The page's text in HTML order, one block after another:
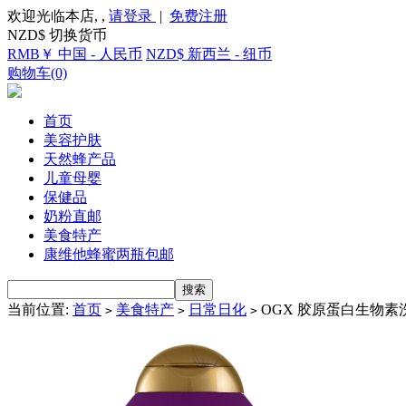
欢迎光临本店, , 请登录 | 免费注册
NZD$ 切换货币
RMB￥ 中国 - 人民币 NZD$ 新西兰 - 纽币
购物车(0)
首页
美容护肤
天然蜂产品
儿童母婴
保健品
奶粉直邮
美食特产
康维他蜂蜜两瓶包邮
当前位置: 首页 > 美食特产 > 日常日化 > OGX 胶原蛋白生物素